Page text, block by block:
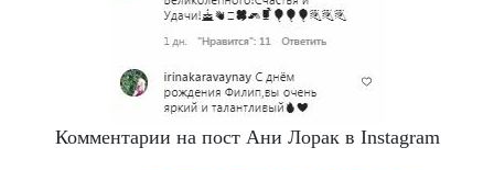
Комментарии на пост Ани Лорак в Instagram